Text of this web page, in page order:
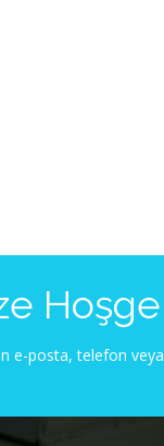
e-posta, telefon